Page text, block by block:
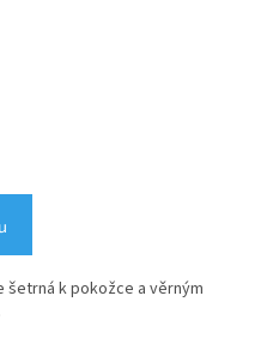
šetrná k pokožce a věrným